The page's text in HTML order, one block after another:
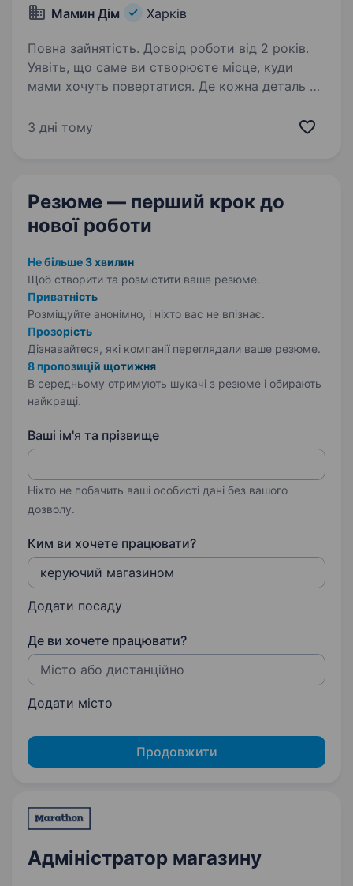
Мамин Дім
Харків
Повна зайнятість. Досвід роботи від 2 років.
Уявіть, що саме ви створюєте місце, куди
мами хочуть повертатися. Де кожна деталь —
з турботою. Де команда працює як єдине ціле,
3 дні тому
Резюме — перший крок до
нової роботи
Не більше 3 хвилин
Щоб створити та розмістити ваше резюме.
Приватність
Розміщуйте анонімно, і ніхто вас не впізнає.
Прозорість
Дізнавайтеся, які компанії переглядали ваше резюме.
8 пропозицій щотижня
В середньому отримують шукачі з резюме і обирають
найкращі.
Ваші ім'я та прізвище
Ніхто не побачить ваші особисті дані без вашого
дозволу.
Ким ви хочете працювати?
Додати посаду
Де ви хочете працювати?
Додати місто
Продовжити
Адміністратор магазину